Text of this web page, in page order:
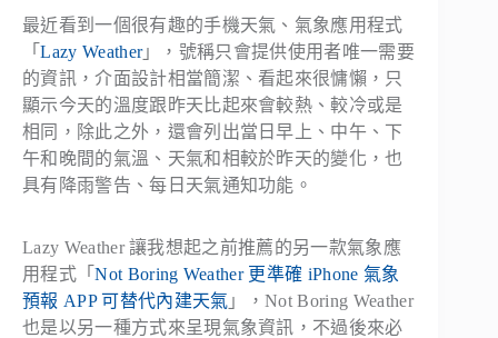
最近看到一個很有趣的手機天氣、氣象應用程式
「Lazy Weather」，號稱只會提供使用者唯一需要
的資訊，介面設計相當簡潔、看起來很慵懶，只
顯示今天的溫度跟昨天比起來會較熱、較冷或是
相同，除此之外，還會列出當日早上、中午、下
午和晚間的氣溫、天氣和相較於昨天的變化，也
具有降雨警告、每日天氣通知功能。
Lazy Weather 讓我想起之前推薦的另一款氣象應
用程式「Not Boring Weather 更準確 iPhone 氣象
預報 APP 可替代內建天氣 」，Not Boring Weather
也是以另一種方式來呈現氣象資訊，不過後來必